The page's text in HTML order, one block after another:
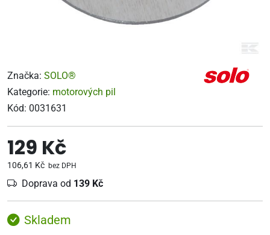
Značka: SOLO®
Kategorie: motorových pil
Kód: 0031631
129 Kč
106,61 Kč bez DPH
Doprava od 139 Kč
Skladem